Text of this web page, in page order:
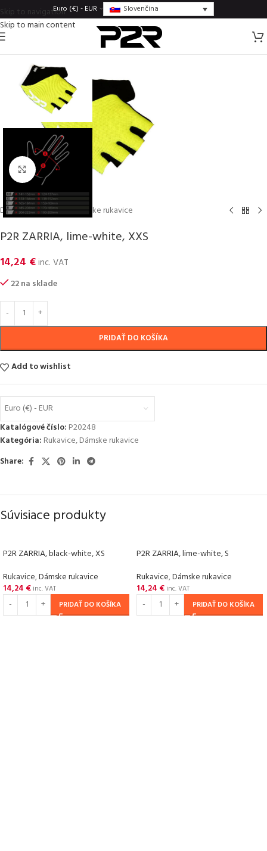
Skip to navigation
Skip to main content
Euro (€) - EUR Slovenčina
Click to enlarge
Domov/ Rukavice/ Dámske rukavice
P2R ZARRIA, lime-white, XXS
14,24 €inc. VAT
22 na sklade
PRIDAŤ DO KOŠÍKA
Add to wishlist
Euro (€) - EUR
Katalógové číslo: P20248
Kategória: Rukavice,Dámske rukavice
Share:
Súvisiace produkty
P2R ZARRIA, black-white, XS
Rukavice,Dámske rukavice
14,24 € inc. VAT
PRIDAŤ DO KOŠÍKA
P2R ZARRIA, lime-white, S
Rukavice,Dámske rukavice
14,24 € inc. VAT
PRIDAŤ DO KOŠÍKA